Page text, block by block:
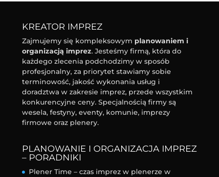
KREATOR IMPREZ
Zajmujemy się kompleksowym planowaniem i
organizacją imprez. Jesteśmy firmą, która do
każdego zlecenia podchodzimy w sposób
profesjonalny, za priorytet stawiamy sobie
terminowość, jakość wykonania usług i
doradztwa w zakresie imprez, przede wszystkim
konkurencyjne ceny. Specjalnością firmy są
wesela, festyny, eventy, komunie, imprezy
firmowe oraz plenery.
PLANOWANIE I ORGANIZACJA IMPREZ
– PORADNIKI
Plener Time – czas imprez w plenerze w